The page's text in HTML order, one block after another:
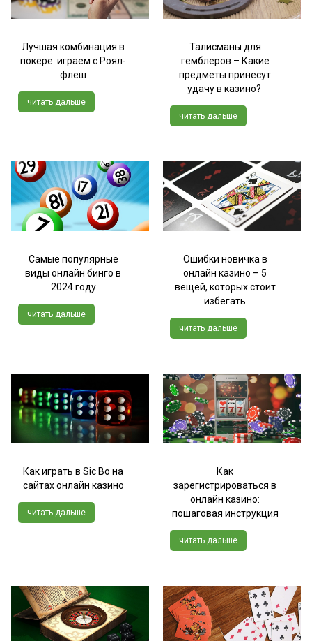
Лучшая комбинация в
покере: играем с Роял-
флеш
читать дальше
Талисманы для
гемблеров – Какие
предметы принесут
удачу в казино?
читать дальше
Самые популярные
виды онлайн бинго в
2024 году
читать дальше
Ошибки новичка в
онлайн казино – 5
вещей, которых стоит
избегать
читать дальше
Как играть в Sic Bo на
сайтах онлайн казино
читать дальше
Как
зарегистрироваться в
онлайн казино:
пошаговая инструкция
читать дальше